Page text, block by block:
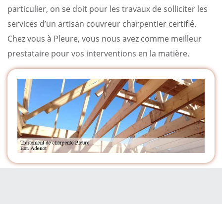
particulier, on se doit pour les travaux de solliciter les
services d’un artisan couvreur charpentier certifié.
Chez vous à Pleure, vous nous avez comme meilleur
prestataire pour vos interventions en la matière.